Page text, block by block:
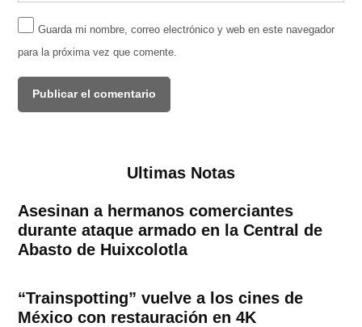
Guarda mi nombre, correo electrónico y web en este navegador
para la próxima vez que comente.
Ultimas Notas
Asesinan a hermanos comerciantes
durante ataque armado en la Central de
Abasto de Huixcolotla
“Trainspotting” vuelve a los cines de
México con restauración en 4K